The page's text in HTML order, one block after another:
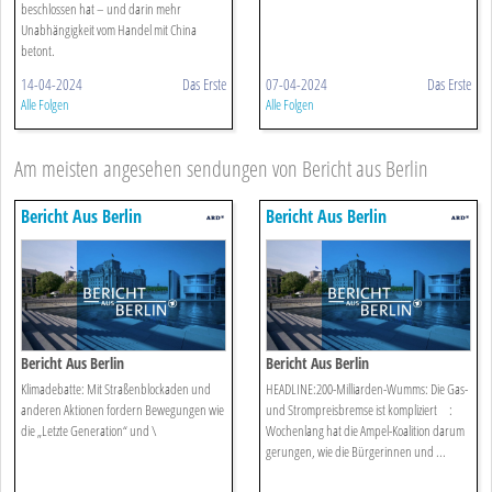
beschlossen hat – und darin mehr
Unabhängigkeit vom Handel mit China
betont.
14-04-2024 Das Erste
Alle Folgen
07-04-2024 Das Erste
Alle Folgen
Am meisten angesehen sendungen von Bericht aus Berlin
Bericht Aus Berlin
Bericht Aus Berlin
Klimadebatte: Mit Straßenblockaden und
anderen Aktionen fordern Bewegungen wie
die „Letzte Generation“ und \
Bericht Aus Berlin
Bericht Aus Berlin
HEADLINE:200-Milliarden-Wumms: Die Gas-
und Strompreisbremse ist kompliziert :
Wochenlang hat die Ampel-Koalition darum
gerungen, wie die Bürgerinnen und ...